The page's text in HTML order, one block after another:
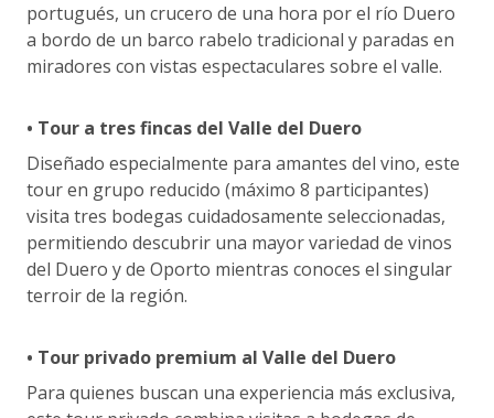
portugués, un crucero de una hora por el río Duero
a bordo de un barco rabelo tradicional y paradas en
miradores con vistas espectaculares sobre el valle.
• Tour a tres fincas del Valle del Duero
Diseñado especialmente para amantes del vino, este
tour en grupo reducido (máximo 8 participantes)
visita tres bodegas cuidadosamente seleccionadas,
permitiendo descubrir una mayor variedad de vinos
del Duero y de Oporto mientras conoces el singular
terroir de la región.
• Tour privado premium al Valle del Duero
Para quienes buscan una experiencia más exclusiva,